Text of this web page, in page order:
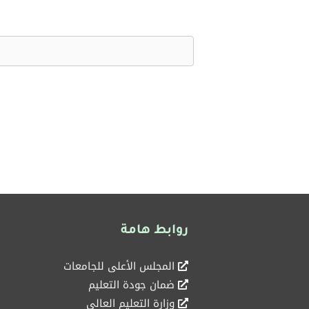
روابط هامة
المجلس الأعلى للجامعات
ضمان جودة التعليم
وزارة التعليم العالي